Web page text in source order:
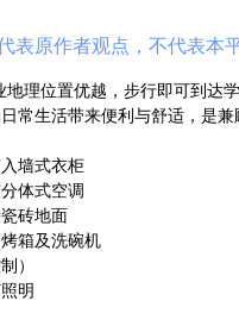
表原作者观点，不代表本
地理位置优越，步行即可到达
常生活带来便利与舒适，是兼
墙式衣柜
体式空调
砖地面
箱及洗碗机
）
明